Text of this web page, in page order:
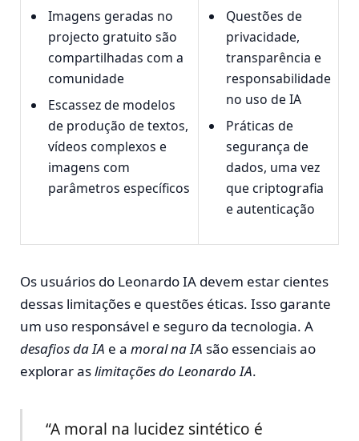
Imagens geradas no
projecto gratuito são
compartilhadas com a
comunidade
Escassez de modelos
de produção de textos,
vídeos complexos e
imagens com
parâmetros específicos
Questões de
privacidade,
transparência e
responsabilidade
no uso de IA
Práticas de
segurança de
dados, uma vez
que criptografia
e autenticação
Os usuários do Leonardo IA devem estar cientes
dessas limitações e questões éticas. Isso garante
um uso responsável e seguro da tecnologia. A
desafios da IA e a moral na IA são essenciais ao
explorar aslimitações do Leonardo IA.
“A moral na lucidez sintético é